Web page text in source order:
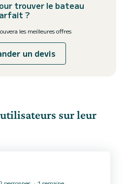
trouver le bateau
?
les meilleures offres
un devis
utilisateurs sur leur